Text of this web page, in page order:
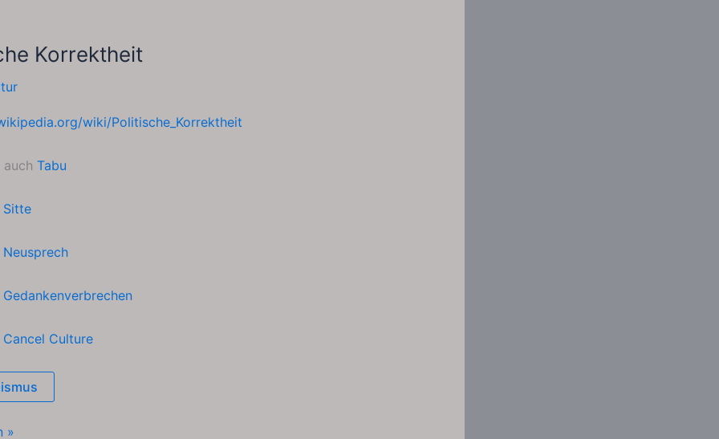
Korrektheit
wiki/Politische_Korrektheit
auch Tabu
Sitte
Neusprech
Gedankenverbrechen
Cancel Culture
»